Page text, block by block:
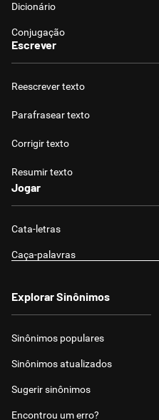
Dicionário
Conjugação
Escrever
Reescrever texto
Parafrasear texto
Corrigir texto
Resumir texto
Jogar
Cata-letras
Caça-palavras
Explorar Sinônimos
Sinônimos populares
Sinônimos atualizados
Sugerir sinônimos
Encontrou um erro?